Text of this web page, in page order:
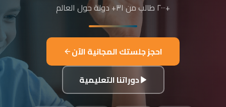
اللغة الإنجليزية والفرنسية
البرمجة وعلم الفلك والفنون
تفاصيل الدراسة
الفئات العمرية المستهدفة: من 4 سنوات حتى البالغين
شكل التعليم: مجموعات صغيرة 3-5 طلاب، أو حصص فردية
اللغات المستخدمة في التدريس: العربية، التركية، الإنجليزية، الفرنسية
+٢٠٠٠ طالب من ٣١+ دولة حول العالم
احجز جلستك المجانية الآن
دوراتنا التعليمية